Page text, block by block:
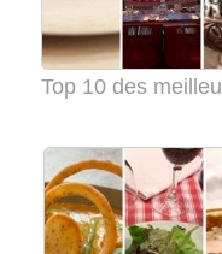
Top 10 des